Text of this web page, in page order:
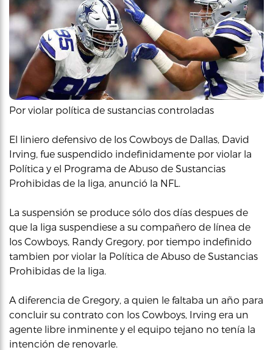
Por violar política de sustancias controladas
El liniero defensivo de los Cowboys de Dallas, David
Irving, fue suspendido indefinidamente por violar la
Política y el Programa de Abuso de Sustancias
Prohibidas de la liga, anunció la NFL.
La suspensión se produce sólo dos días despues de
que la liga suspendiese a su compañero de línea de
los Cowboys, Randy Gregory, por tiempo indefinido
tambien por violar la Política de Abuso de Sustancias
Prohibidas de la liga.
A diferencia de Gregory, a quien le faltaba un año para
concluir su contrato con los Cowboys, Irving era un
agente libre inminente y el equipo tejano no tenía la
intención de renovarle.